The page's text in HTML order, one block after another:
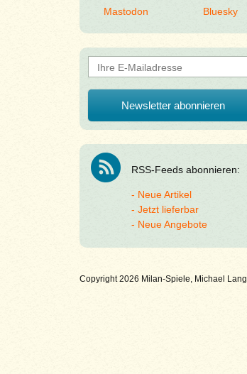
Mastodon Bluesky
RSS-Feeds abonnieren:
Neue Artikel
Jetzt lieferbar
Neue Angebote
Copyright 2026 Milan-Spiele, Michael Lang